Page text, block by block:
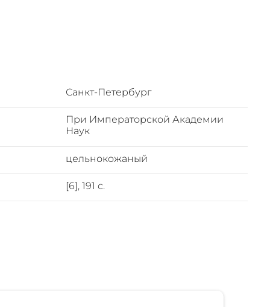
Санкт-Петербург
При Императорской Академии
Наук
цельнокожаный
[6], 191 с.